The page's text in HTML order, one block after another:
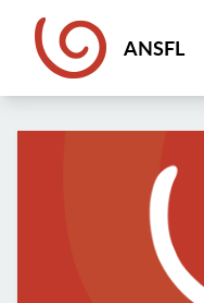
ANSFL